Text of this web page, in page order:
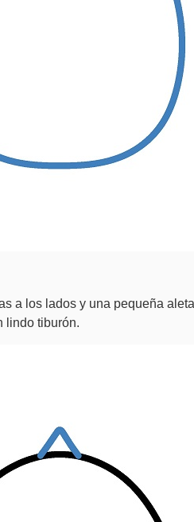
a los lados y una pequeña
lindo tiburón.